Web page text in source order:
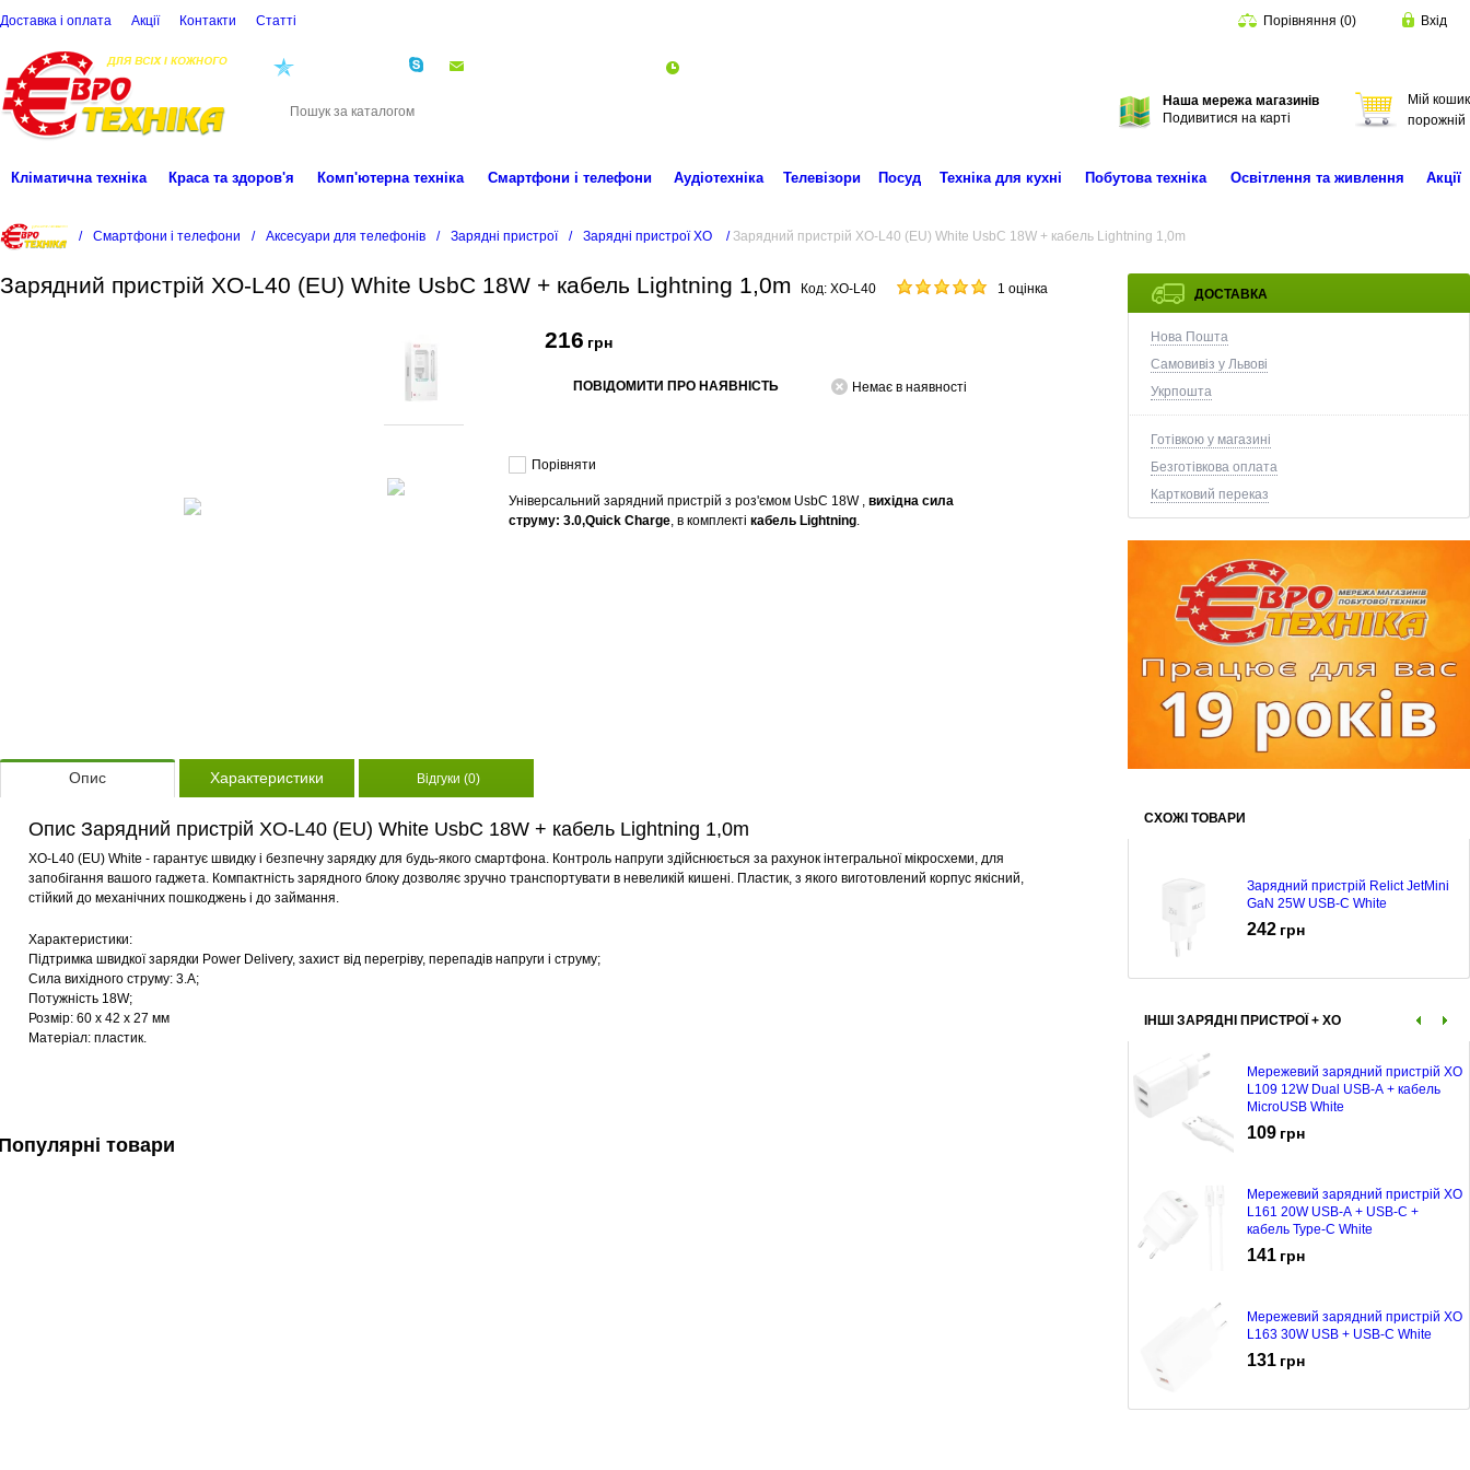
Доставка і оплата Акції Контакти Статті Порівняння (0) Вхід
Наша мережа магазинів
Подивитися на карті
Мій кошик
порожній
Кліматична техніка Краса та здоров'я Комп'ютерна техніка Смартфони і телефони Аудіотехніка Телевізори Посуд Техніка для кухні Побутова техніка Освітлення та живлення Акції
/ Смартфони і телефони / Аксесуари для телефонів / Зарядні пристрої / Зарядні пристрої XO / Зарядний пристрій XO-L40 (EU) White UsbC 18W + кабель Lightning 1,0m
ДОСТАВКА
Нова Пошта
Самовивіз у Львові
Укрпошта
Готівкою у магазині
Безготівкова оплата
Картковий переказ
СХОЖІ ТОВАРИ
Зарядний пристрій Relict JetMini
GaN 25W USB-C White
242 грн
ІНШІ ЗАРЯДНІ ПРИСТРОЇ + XO
Мережевий зарядний пристрій XO
L109 12W Dual USB-A + кабель
MicroUSB White
109 грн
Мережевий зарядний пристрій XO
L161 20W USB-A + USB-C +
кабель Type-C White
141 грн
Мережевий зарядний пристрій XO
L163 30W USB + USB-C White
131 грн
Зарядний пристрій XO-L40 (EU) White UsbC 18W + кабель Lightning 1,0m Код: XO-L40 1 оцінка
216 грн
ПОВІДОМИТИ ПРО НАЯВНІСТЬ Немає в наявності
Порівняти
Універсальний зарядний пристрій з роз'ємом UsbC 18W , вихідна сила
струму: 3.0,Quick Charge, в комплекті кабель Lightning.
Опис Характеристики Відгуки (0)
Опис Зарядний пристрій XO-L40 (EU) White UsbC 18W + кабель Lightning 1,0m
XO-L40 (EU) White - гарантує швидку і безпечну зарядку для будь-якого смартфона. Контроль напруги здійснюється за рахунок інтегральної мікросхеми, для
запобігання вашого гаджета. Компактність зарядного блоку дозволяє зручно транспортувати в невеликій кишені. Пластик, з якого виготовлений корпус якісний,
стійкий до механічних пошкоджень і до займання.
Характеристики:
Підтримка швидкої зарядки Power Delivery, захист від перегріву, перепадів напруги і струму;
Сила вихідного струму: 3.A;
Потужність 18W;
Розмір: 60 x 42 x 27 мм
Матеріал: пластик.
товари